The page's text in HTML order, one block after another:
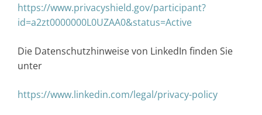
https://www.privacyshield.gov/participant?
id=a2zt0000000L0UZAA0&status=Active
Die Datenschutzhinweise von LinkedIn finden Sie
unter
https://www.linkedin.com/legal/privacy-policy